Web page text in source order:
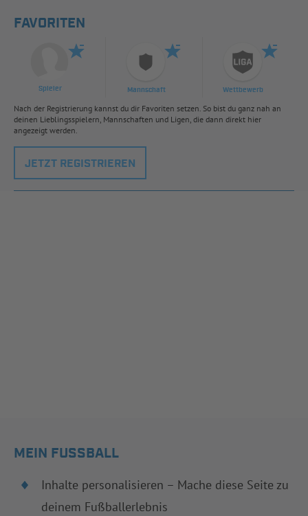
FAVORITEN
Spieler Mannschaft Wettbewerb
Nach der Registrierung kannst du dir Favoriten setzen. So bist du ganz nah an
deinen Lieblingsspielern, Mannschaften und Ligen, die dann direkt hier
angezeigt werden.
JETZT REGISTRIEREN
MEIN FUSSBALL
Inhalte personalisieren – Mache diese Seite zu
deinem Fußballerlebnis